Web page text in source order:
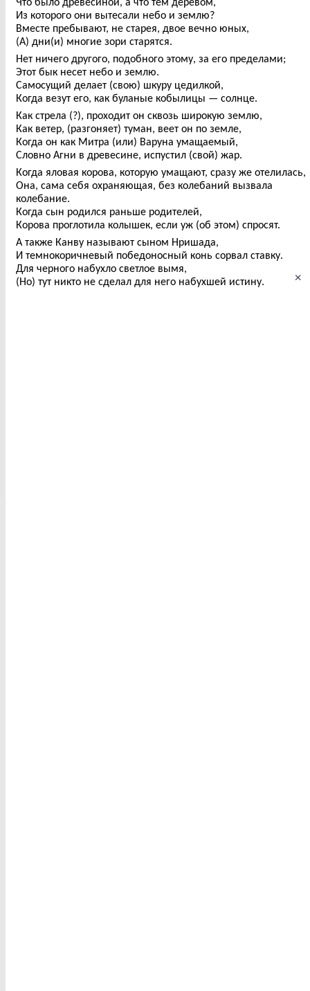
×
Из которого они вытесали небо и землю?
Вместе пребывают, не старея, двое вечно юных,
(А) дни(и) многие зори старятся.
Нет ничего другого, подобного этому, за его пределами;
Этот бык несет небо и землю.
Самосущий делает (свою) шкуру цедилкой,
Когда везут его, как буланые кобылицы — солнце.
Как стрела (?), проходит он сквозь широкую землю,
Как ветер, (разгоняет) туман, веет он по земле,
Когда он как Митра (или) Варуна умащаемый,
Словно Агни в древесине, испустил (свой) жар.
Когда яловая корова, которую умащают, сразу же отелилась,
Она, сама себя охраняющая, без колебаний вызвала
колебание.
Когда сын родился раньше родителей,
Корова проглотила колышек, если уж (об этом) спросят.
А также Канву называют сыном Нришада,
И темнокоричневый победоносный конь сорвал ставку.
Для черного набухло светлое вымя,
(Но) тут никто не сделал для него набухшей истину.